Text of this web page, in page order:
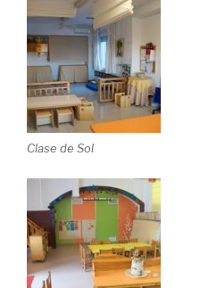
Clase de Sol